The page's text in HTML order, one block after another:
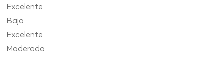
Excelente
Bajo
Excelente
Moderado